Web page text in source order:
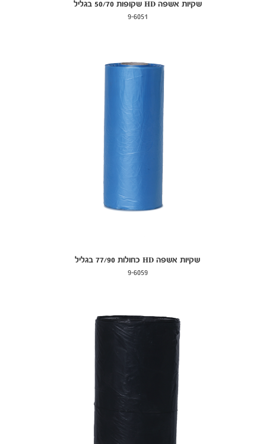
שקיות אשפה HD שקופות 50/70 בגליל
9-6051
שקיות אשפה HD כחולות 77/90 בגליל
9-6059